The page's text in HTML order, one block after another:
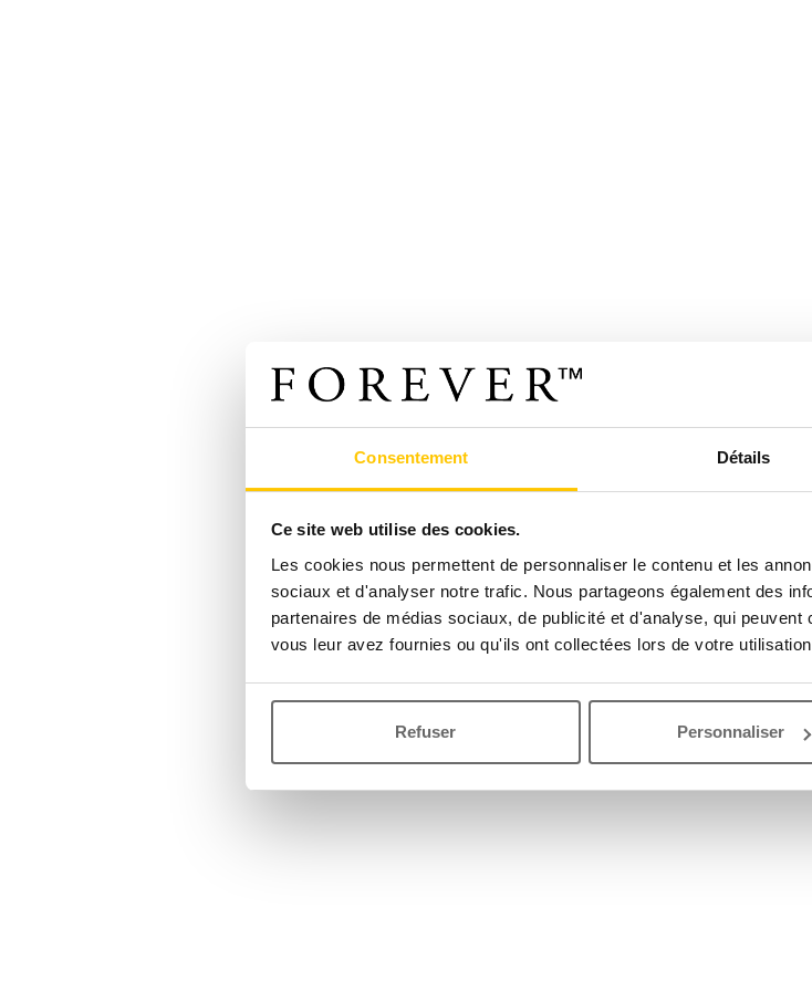
Consentement Détails
Ce site web utilise des cookies.
Les cookies nous permettent de personnaliser le contenu et les
sociaux et d'analyser notre trafic. Nous partageons également des
partenaires de médias sociaux, de publicité et d'analyse, qui
vous leur avez fournies ou qu'ils ont collectées lors de votre
Refuser Personnaliser